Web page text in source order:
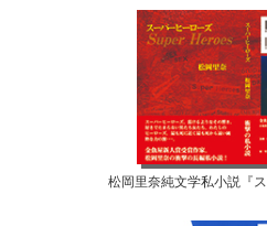
松岡里奈純文学私小説『